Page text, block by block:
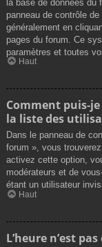
la base de données
panneau de contrôle
généralement en
pages du forum. Ce
paramètres et toutes
Haut
Comment puis-
la liste des
Dans le panneau de
forum », vous
activez cette option,
modérateurs et de
étant un utilisateur
Haut
L’heure n’est